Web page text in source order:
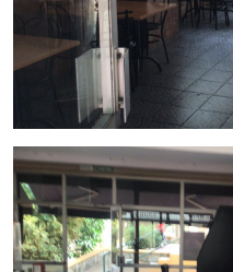
Esto, unido a sus dos
hace que este traspaso
emprendedoresque buscan
de crecimiento.